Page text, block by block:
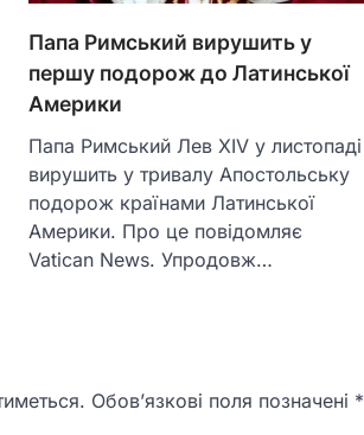
Папа Римський вирушить у
першу подорож до Латинської
Америки
Папа Римський Лев XIV у листопаді
вирушить у тривалу Апостольську
подорож країнами Латинської
Америки. Про це повідомляє
Vatican News. Упродовж…
Обов’язкові поля позначені *